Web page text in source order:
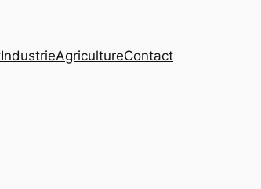
IndustrieAgricultureContact